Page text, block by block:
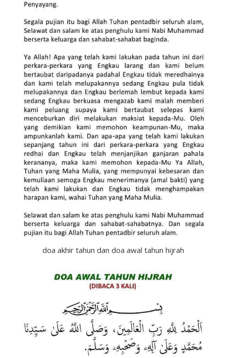
doa akhir tahun dan doa awal tahun hijrah